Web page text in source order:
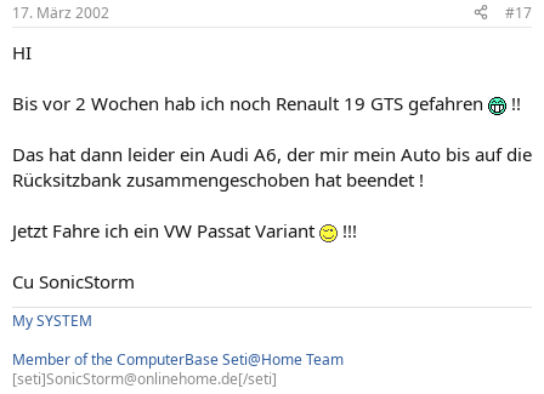
17. März 2002 #17
HI
Bis vor 2 Wochen hab ich noch Renault 19 GTS gefahren !!
Das hat dann leider ein Audi A6, der mir mein Auto bis auf die
Rücksitzbank zusammengeschoben hat beendet !
Jetzt Fahre ich ein VW Passat Variant !!!
Cu SonicStorm
My SYSTEM
Member of the ComputerBase Seti@Home Team
[seti]SonicStorm@onlinehome.de[/seti]